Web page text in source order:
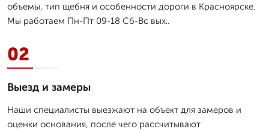
объемы, тип щебня и особенности дороги в Красноярске.
Мы работаем Пн-Пт 09-18 Сб-Вс вых..
02
Выезд и замеры
Наши специалисты выезжают на объект для замеров и
оценки основания, после чего рассчитывают